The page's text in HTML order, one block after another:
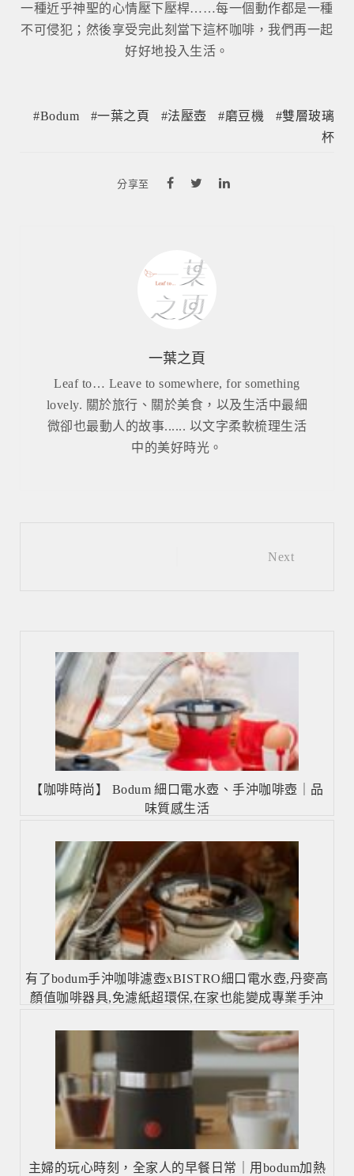
一種近乎神聖的心情壓下壓桿……每一個動作都是一種
不可侵犯；然後享受完此刻當下這杯咖啡，我們再一起
好好地投入生活。
Bodum 一葉之頁 法壓壺 磨豆機
雙層玻璃
杯
分享至
一葉之頁
Leaf to… Leave to somewhere, for something
lovely. 關於旅行、關於美食，以及生活中最細
微卻也最動人的故事...... 以文字柔軟梳理生活
中的美好時光。
Next
【咖啡時尚】 Bodum 細口電水壺、手沖咖啡壺｜品
味質感生活
有了bodum手沖咖啡濾壺xBISTRO細口電水壺,丹麥高
顏值咖啡器具,免濾紙超環保,在家也能變成專業手沖
主婦的玩心時刻，全家人的早餐日常｜用bodum加熱